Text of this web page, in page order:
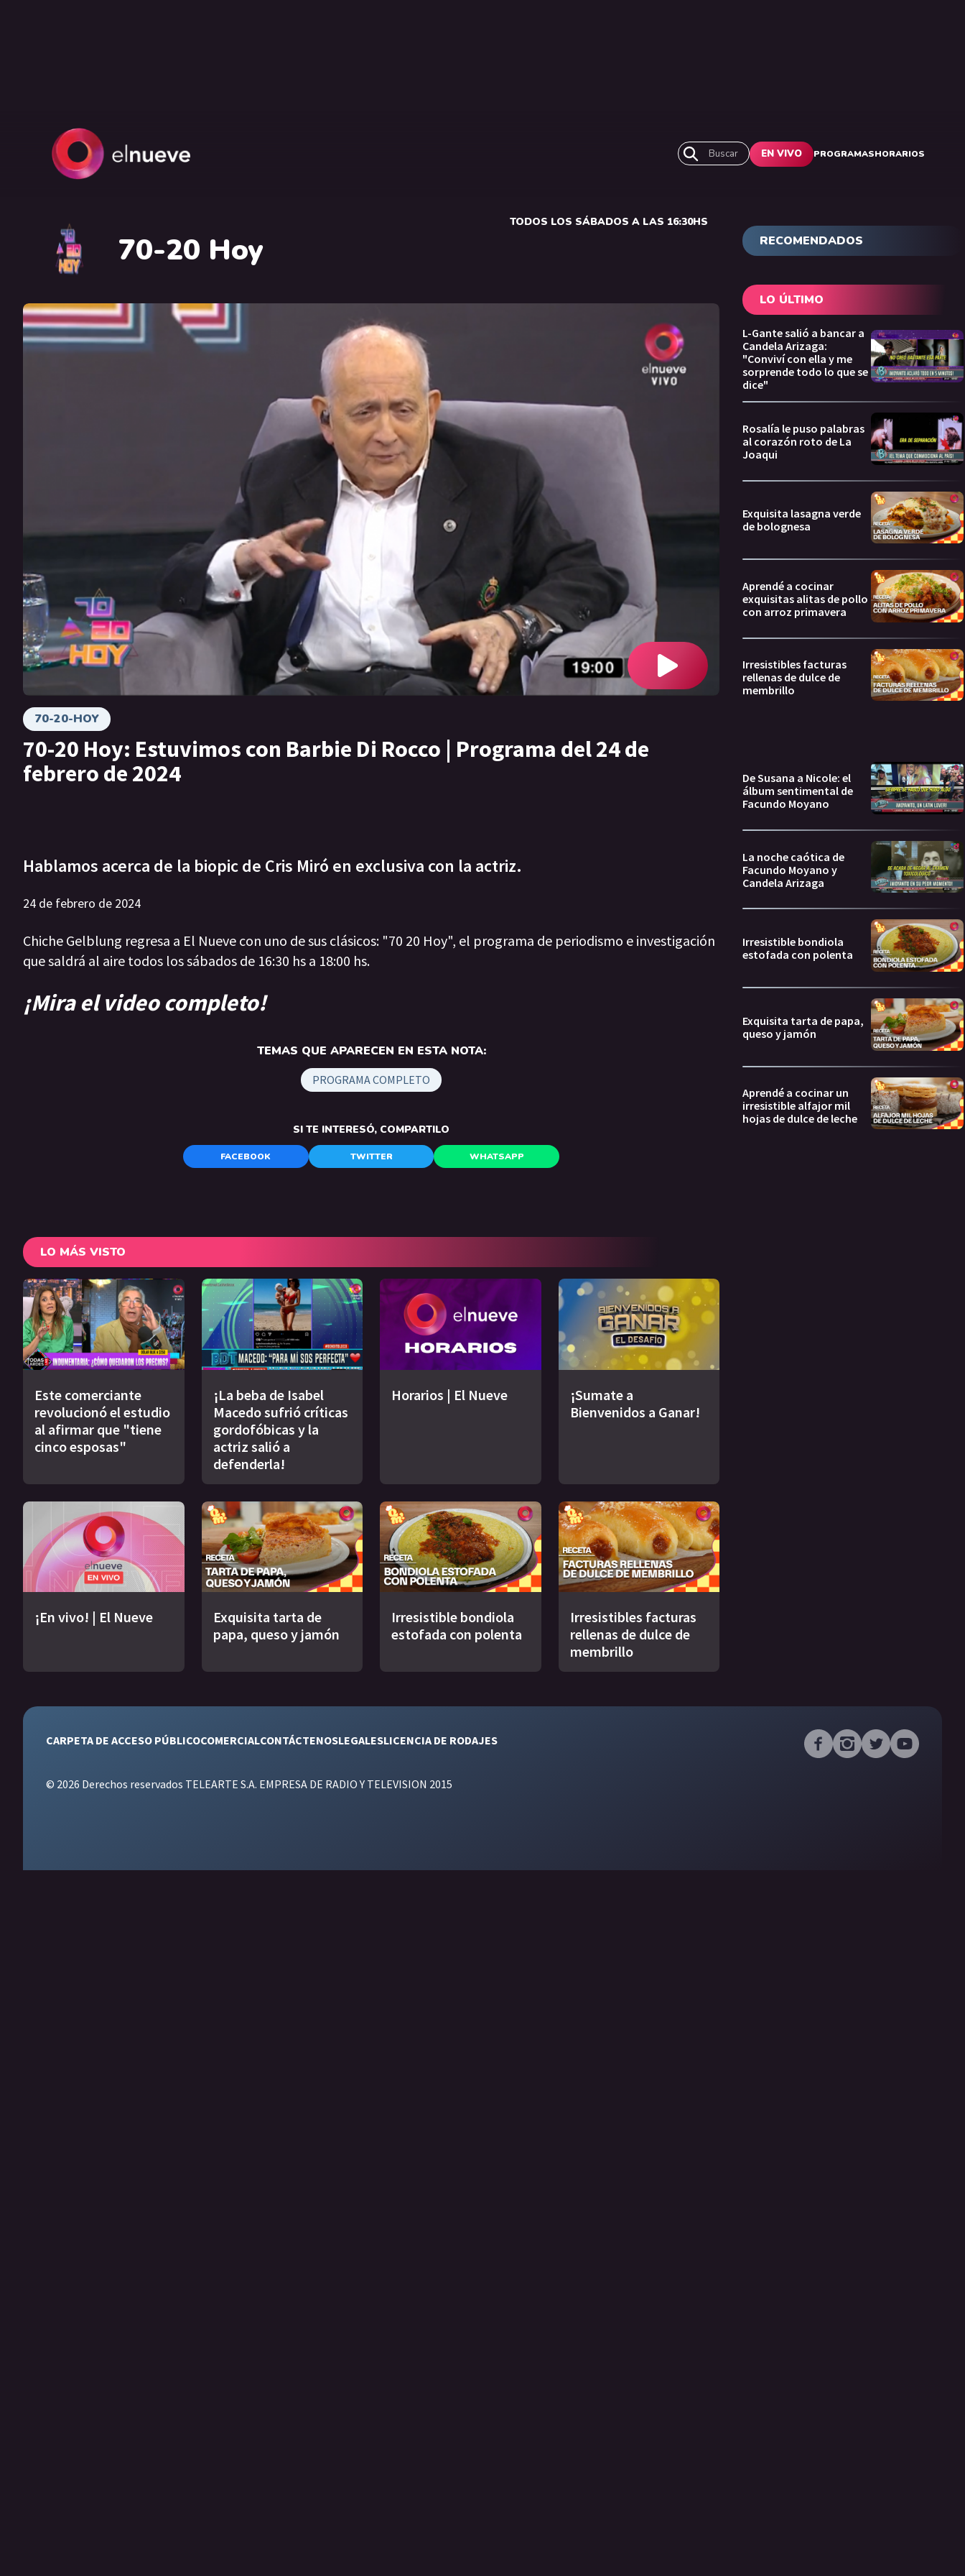
Buscar EN VIVO PROGRAMASHORARIOS
70-20 Hoy
TODOS LOS SÁBADOS A LAS 16:30HS
70-20-HOY
70-20 Hoy: Estuvimos con Barbie Di Rocco | Programa del 24 de
febrero de 2024
Hablamos acerca de la biopic de Cris Miró en exclusiva con la actriz.
24 de febrero de 2024
Chiche Gelblung regresa a El Nueve con uno de sus clásicos: "70 20 Hoy", el programa de periodismo e investigación
que saldrá al aire todos los sábados de 16:30 hs a 18:00 hs.
¡Mira el video completo!
TEMAS QUE APARECEN EN ESTA NOTA:
PROGRAMA COMPLETO
SI TE INTERESÓ, COMPARTILO
FACEBOOK TWITTER WHATSAPP
LO MÁS VISTO
Este comerciante
revolucionó el estudio
al afirmar que "tiene
cinco esposas"
¡La beba de Isabel
Macedo sufrió críticas
gordofóbicas y la
actriz salió a
defenderla!
Horarios | El Nueve
¡Sumate a
Bienvenidos a Ganar!
¡En vivo! | El Nueve
Exquisita tarta de
papa, queso y jamón
Irresistible bondiola
estofada con polenta
Irresistibles facturas
rellenas de dulce de
membrillo
RECOMENDADOS
LO ÚLTIMO
L-Gante salió a bancar a
Candela Arizaga:
"Conviví con ella y me
sorprende todo lo que se
dice"
Rosalía le puso palabras
al corazón roto de La
Joaqui
Exquisita lasagna verde
de bolognesa
Aprendé a cocinar
exquisitas alitas de pollo
con arroz primavera
Irresistibles facturas
rellenas de dulce de
membrillo
De Susana a Nicole: el
álbum sentimental de
Facundo Moyano
La noche caótica de
Facundo Moyano y
Candela Arizaga
Irresistible bondiola
estofada con polenta
Exquisita tarta de papa,
queso y jamón
Aprendé a cocinar un
irresistible alfajor mil
hojas de dulce de leche
CARPETA DE ACCESO PÚBLICOCOMERCIALCONTÁCTENOSLEGALESLICENCIA DE RODAJES
© 2026 Derechos reservados TELEARTE S.A. EMPRESA DE RADIO Y TELEVISION 2015